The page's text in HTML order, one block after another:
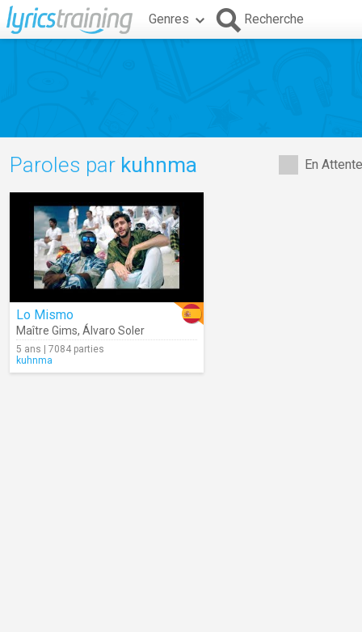
Genres Recherche
En
Paroles par kuhnma
Lo Mismo
Maître Gims, Álvaro Soler
5 ans | 7084 parties
kuhnma